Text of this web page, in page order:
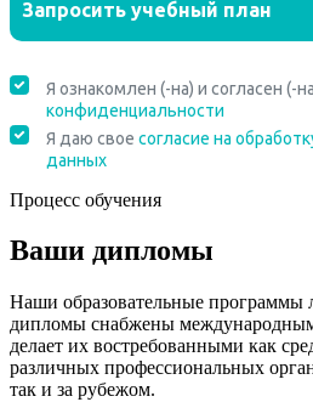
Процесс обучения
Ваши дипломы
Наши образовательные программы
дипломы снабжены
делает их востребованными как
различных профессиональных
так и за рубежом.